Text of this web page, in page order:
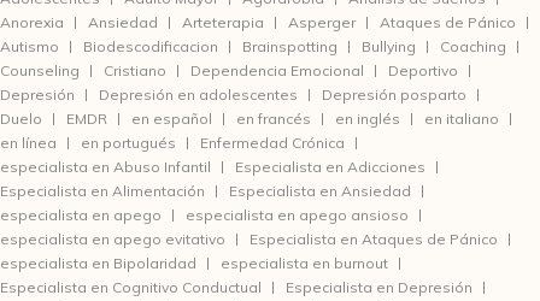
Anorexia
Ansiedad Arteterapia Asperger
Ataques de Pánico
Autismo
Biodescodificacion Brainspotting Bullying
Coaching
Counseling
Cristiano Dependencia Emocional
Deportivo
Depresión
Depresión en adolescentes
Depresión posparto
Duelo
EMDR en español en francés en inglés
en italiano
en línea
en portugués
Enfermedad Crónica
especialista en Abuso Infantil
Especialista en Adicciones
Especialista en Alimentación
Especialista en Ansiedad
especialista en apego
especialista en apego ansioso
especialista en apego evitativo
Especialista en Ataques de Pánico
especialista en Bipolaridad
especialista en burnout
Especialista en Cognitivo Conductual
Especialista en Depresión